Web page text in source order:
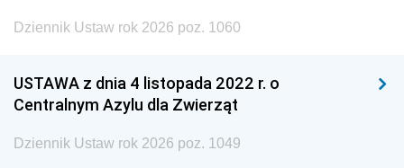
Dziennik Ustaw rok 2026 poz. 1060
USTAWA z dnia 4 listopada 2022 r. o
Centralnym Azylu dla Zwierząt
Dziennik Ustaw rok 2026 poz. 1049